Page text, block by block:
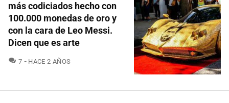
más codiciados hecho con
100.000 monedas de oro y
con la cara de Leo Messi.
Dicen que es arte
7 COMENTARIOS
HACE 2 AÑOS